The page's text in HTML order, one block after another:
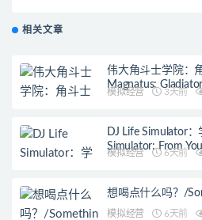
相关文章
伟大角斗士学院：
Magnatus:
模拟经营 3天前
DJ Life Simulator
Simulator: From
Mainstage
模拟经营 6天前
想喝点什么吗？/
模拟经营 6天前